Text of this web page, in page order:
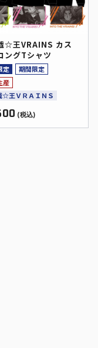
☆王VRAINS カス
ングTシャツ
定
期間限定
産
王ＶＲＡＩＮＳ
(税込)